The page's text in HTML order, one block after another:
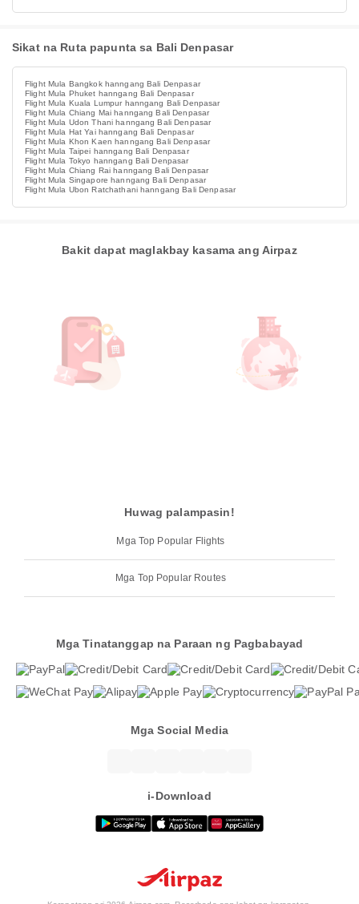
Sikat na Ruta papunta sa Bali Denpasar
Flight Mula Bangkok hanngang Bali Denpasar
Flight Mula Phuket hanngang Bali Denpasar
Flight Mula Kuala Lumpur hanngang Bali Denpasar
Flight Mula Chiang Mai hanngang Bali Denpasar
Flight Mula Udon Thani hanngang Bali Denpasar
Flight Mula Hat Yai hanngang Bali Denpasar
Flight Mula Khon Kaen hanngang Bali Denpasar
Flight Mula Taipei hanngang Bali Denpasar
Flight Mula Tokyo hanngang Bali Denpasar
Flight Mula Chiang Rai hanngang Bali Denpasar
Flight Mula Singapore hanngang Bali Denpasar
Flight Mula Ubon Ratchathani hanngang Bali Denpasar
Bakit dapat maglakbay kasama ang Airpaz
Huwag palampasin!
Mga Top Popular Flights
Mga Top Popular Routes
Mga Tinatanggap na Paraan ng Pagbabayad
Mga Social Media
i-Download